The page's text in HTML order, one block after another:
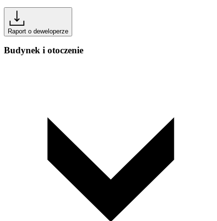
Raport o deweloperze
Budynek i otoczenie